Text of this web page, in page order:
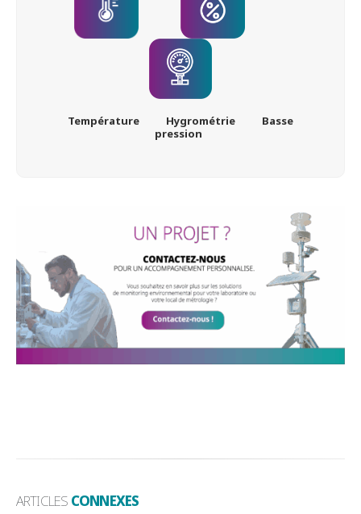
Température Hygrométrie Basse
pression
ARTICLES CONNEXES